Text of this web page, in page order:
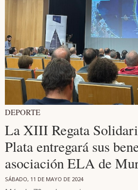
DEPORTE
La XIII Regata
Plata entregará sus
asociación ELA de
SÁBADO, 11 DE MAYO DE 2024